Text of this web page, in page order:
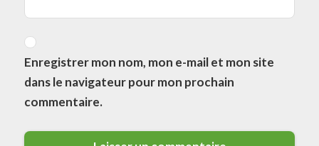
Enregistrer mon nom, mon e-mail et mon site
dans le navigateur pour mon prochain
commentaire.